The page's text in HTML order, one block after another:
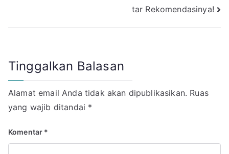
tar Rekomendasinya!
Tinggalkan Balasan
Alamat email Anda tidak akan dipublikasikan. Ruas
yang wajib ditandai *
Komentar *